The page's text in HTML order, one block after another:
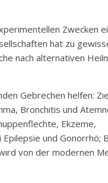
Zwecken
hat zu
nach alternativen
Gebrechen helfen:
Bronchitis und
Ekzeme,
und Gonorrhö;
von der modernen